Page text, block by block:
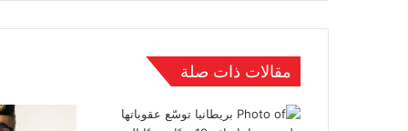
مقالات ذات صلة